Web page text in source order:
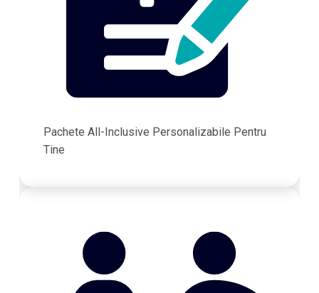
Pachete All-Inclusive Personalizabile Pentru
Tine